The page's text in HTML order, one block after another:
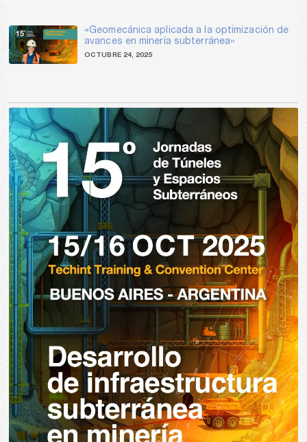
«Geomecánica aplicada a la optimización de
avances en minería subterránea»
OCTUBRE 24, 2025